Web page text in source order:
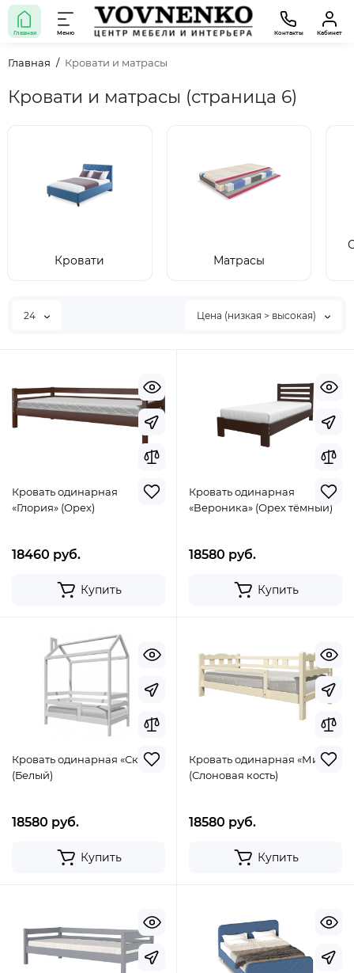
Главная Меню Контакты Кабинет
Главная Кровати и матрасы
Кровати и матрасы (страница 6)
Кровати Матрасы
24 Цена (низкая > высокая)
Кровать одинарная
«Глория» (Орех)
18460 руб.
Купить
Кровать одинарная
«Вероника» (Орех тёмный)
18580 руб.
Купить
Кровать одинарная «Скай»
(Белый)
18580 руб.
Купить
Кровать одинарная «Мия»
(Слоновая кость)
18580 руб.
Купить